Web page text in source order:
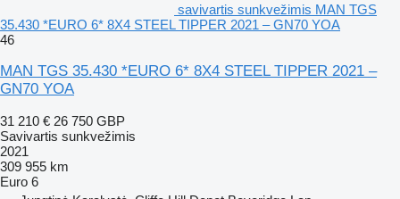
savivartis sunkvežimis MAN TGS
35.430 *EURO 6* 8X4 STEEL TIPPER 2021 – GN70 YOA
46
MAN TGS 35.430 *EURO 6* 8X4 STEEL TIPPER 2021 –
GN70 YOA
31 210 € 26 750 GBP
Savivartis sunkvežimis
2021
309 955 km
Euro 6